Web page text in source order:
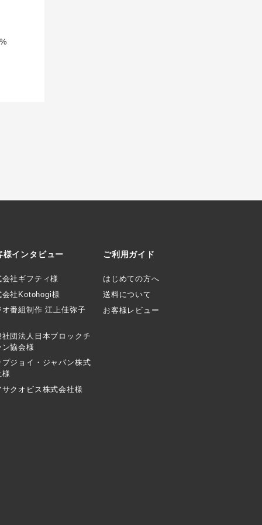
様インタビュー
会社ギフティ様
会社Kotohogi様
オ番組制作 江上佳弥子
社団法人日本ブロックチ
ン協会様
プジョイ・ジャパン株式
様
サクオビス株式会社様
ご利用ガイド
はじめての方へ
送料について
お客様レビュー